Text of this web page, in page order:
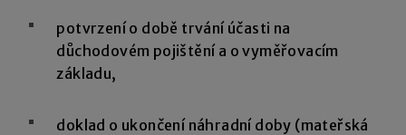
potvrzení o době trvání účasti na
důchodovém pojištění a o vyměřovacím
základu,
doklad o ukončení náhradní doby (mateřská